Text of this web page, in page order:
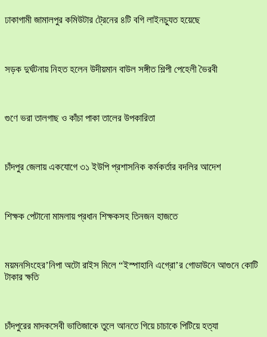
ঢাকাগামী জামালপুর কমিউটার ট্রেনের ৪টি বগি লাইনচ্যুত হয়েছে
সড়ক দুর্ঘটনায় নিহত হলেন উদীয়মান বাউল সঙ্গীত শিল্পী পেহেলী ভৈরবী
গুণে ভরা তালগাছ ও কাঁচা পাকা তালের উপকারিতা
চাঁদপুর জেলায় একযোগে ৩১ ইউপি প্রশাসনিক কর্মকর্তার বদলির আদেশ
শিক্ষক পেটানো মামলায় প্রধান শিক্ষকসহ তিনজন হাজতে
ময়মনসিংহের’নিপা অটো রাইস মিলে “ইস্পাহানি এগ্রো’র গোডাউনে আগুনে কোটি
টাকার ক্ষতি
চাঁদপুরের মাদকসেবী ভাতিজাকে তুলে আনতে গিয়ে চাচাকে পিটিয়ে হত্যা